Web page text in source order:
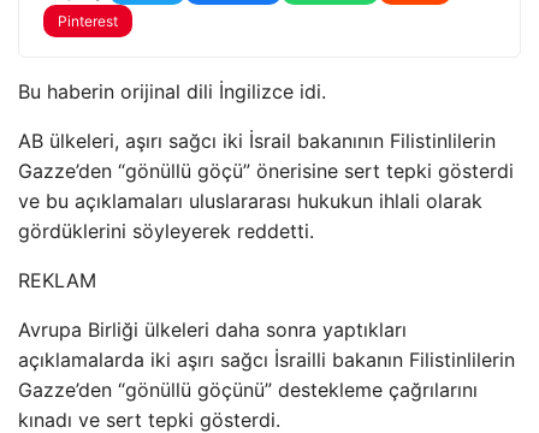
Pinterest
Bu haberin orijinal dili İngilizce idi.
AB ülkeleri, aşırı sağcı iki İsrail bakanının Filistinlilerin
Gazze’den “gönüllü göçü” önerisine sert tepki gösterdi
ve bu açıklamaları uluslararası hukukun ihlali olarak
gördüklerini söyleyerek reddetti.
REKLAM
Avrupa Birliği ülkeleri daha sonra yaptıkları
açıklamalarda iki aşırı sağcı İsrailli bakanın Filistinlilerin
Gazze’den “gönüllü göçünü” destekleme çağrılarını
kınadı ve sert tepki gösterdi.